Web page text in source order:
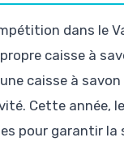
dans le
caisse à
caisse à
Cette année,
pour garantir la